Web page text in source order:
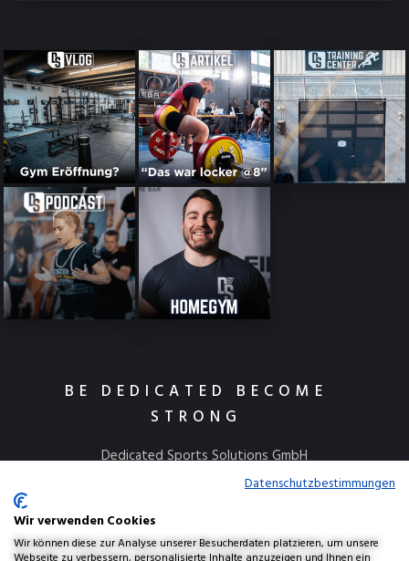
BE DEDICATED BECOME
STRONG
Dedicated Sports Solutions GmbH
Kulmbacher Straße 115
95445 Bayreuth
info@dedicatedsports.de
Datenschutzbestimmungen
Wir verwenden Cookies
Wir können diese zur Analyse unserer Besucherdaten platzieren, um unsere